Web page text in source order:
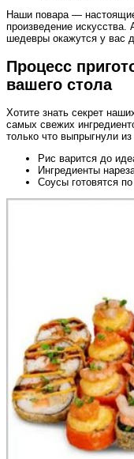
Наши повара —
произведение искусства.
шедевры окажутся у вас
Процесс
вашего стола
Хотите знать секрет
самых свежих
только что выпрыгнули
Рис варится до
Ингредиенты
Соусы готовятся